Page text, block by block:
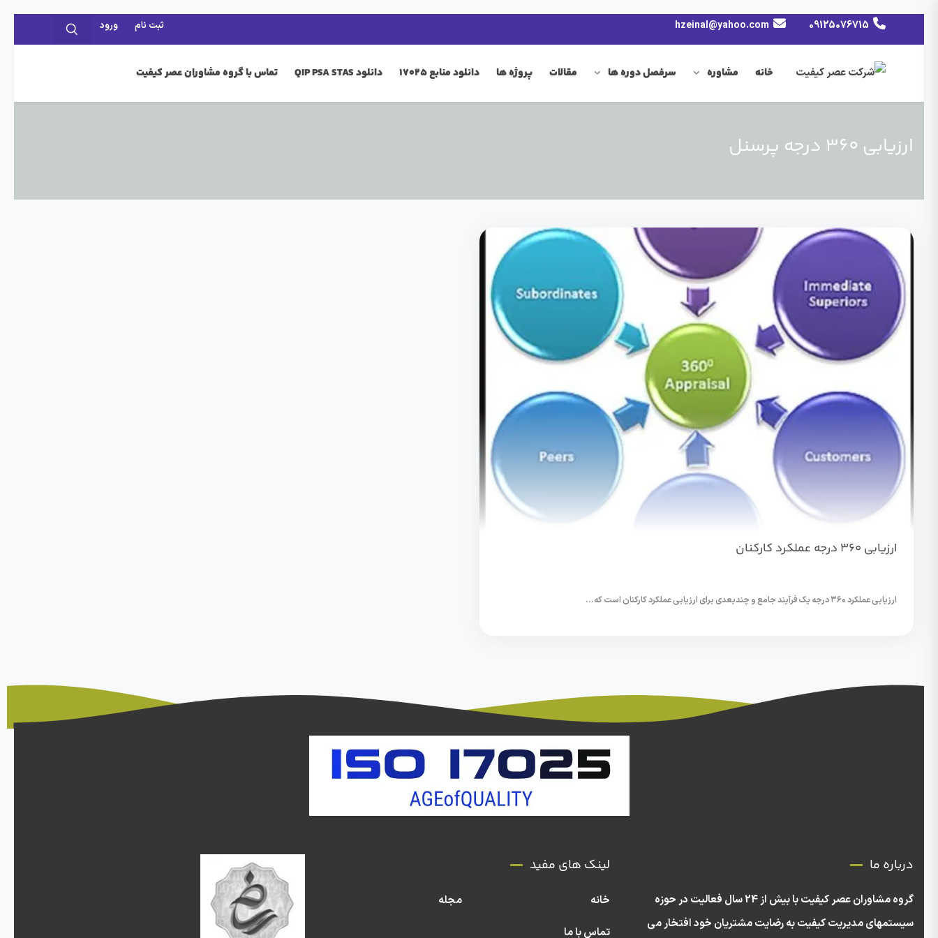
09125076715
hzeinal@yahoo.com ثبت نام ورود
خانه مشاوره سرفصل دوره ها مقالات پروژه ها دانلود منابع 17025 دانلود QIP PSA STAS تماس با گروه مشاوران عصر کیفیت
ارزیابی ۳۶۰ درجه پرسنل
ارزیابی ۳۶۰ درجه عملکرد کارکنان
ارزیابی عملکرد ۳۶۰ درجه یک فرآیند جامع و چند‌بعدی برای ارزیابی عملکرد کارکنان است که...
درباره ما
گروه مشاوران عصر کیفیت با بیش از 24 سال فعالیت در حوزه
سیستمهای مدیریت کیفیت به رضایت مشتریان خود افتخار می
لینک های مفید
خانه
مجله
تماس با ما